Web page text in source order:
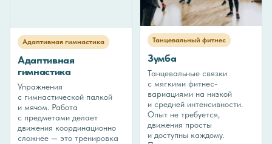
Адаптивная гимнастика
Адаптивная
гимнастика
Упражнения
с гимнастической палкой
и мячом. Работа
с предметами делает
движения координационно
сложнее — это тренировка
Танцевальный фитнес
Зумба
Танцевальные связки
с мягкими фитнес-
вариациями на низкой
и средней интенсивности.
Опыт не требуется,
движения просты
и доступны каждому.